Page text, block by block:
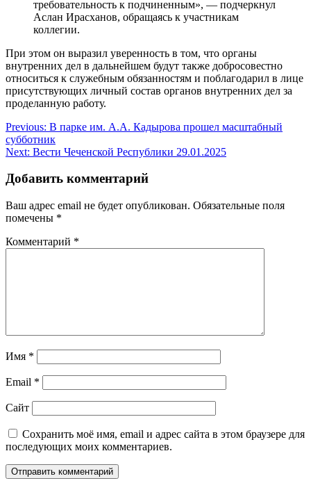
требовательность к подчиненным», — подчеркнул
Аслан Ирасханов, обращаясь к участникам
коллегии.
При этом он выразил уверенность в том, что органы
внутренних дел в дальнейшем будут также добросовестно
относиться к служебным обязанностям и поблагодарил в лице
присутствующих личный состав органов внутренних дел за
проделанную работу.
Навигация
по
Previous: В парке им. А.А. Кадырова прошел масштабный
субботник
Next: Вести Чеченской Республики 29.01.2025
Добавить комментарий
Ваш адрес email не будет опубликован. Обязательные поля
помечены *
Комментарий *
Имя *
Email *
Сайт
Сохранить моё имя, email и адрес сайта в этом браузере для
последующих моих комментариев.